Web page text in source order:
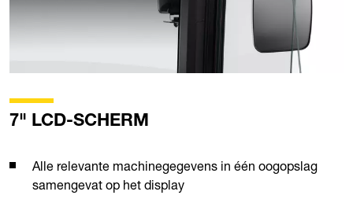
7" LCD-SCHERM
Alle relevante machinegegevens in één oogopslag
samengevat op het display